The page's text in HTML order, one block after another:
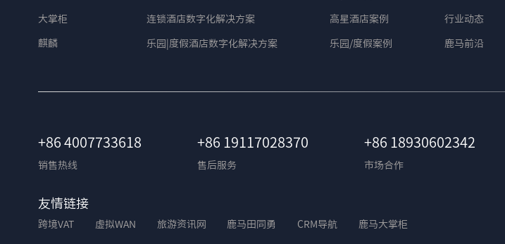
大掌柜
麒麟
连锁酒店数字化解决方案
乐园|度假酒店数字化解决方案
高星酒店案例
乐园/度假案例
行业动态
鹿马前沿
+86 4007733618
销售热线
+86 19117028370
售后服务
+86 18930602342
市场合作
友情链接
跨境VAT 虚拟WAN 旅游资讯网 鹿马田同勇 CRM导航 鹿马大掌柜